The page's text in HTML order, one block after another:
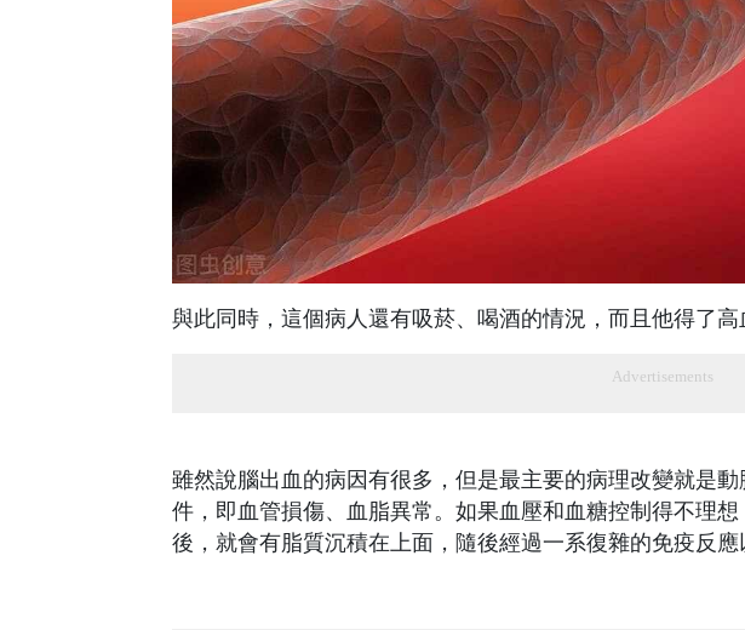
與此同時，這個病人還有吸菸、喝酒的情況，而且他得了高
Advertisements
雖然說腦出血的病因有很多，但是最主要的病理改變就是
件，即血管損傷、血脂異常。如果血壓和血糖控制得不理
後，就會有脂質沉積在上面，隨後經過一系復雜的免疫反應